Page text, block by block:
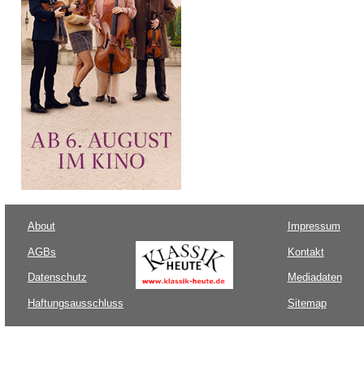
About
AGBs
Datenschutz
Haftungsausschluss
Impressum
Kontakt
Mediadaten
Sitemap